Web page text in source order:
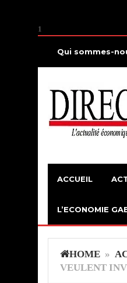
1
Qui sommes-
ACCUEIL
L’ECONOMIE
HOME »
VEULENT